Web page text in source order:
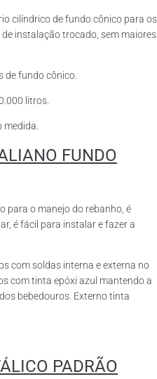
cilíndrico de fundo cônico para os
instalação trocado, sem maiores
de fundo cônico.
litros.
FUNDO
para o manejo do rebanho, é
é fácil para instalar e fazer a
com soldas interna e externa no
com tinta epóxi azul mantendo a
bebedouros. Externo tinta
PADRÃO